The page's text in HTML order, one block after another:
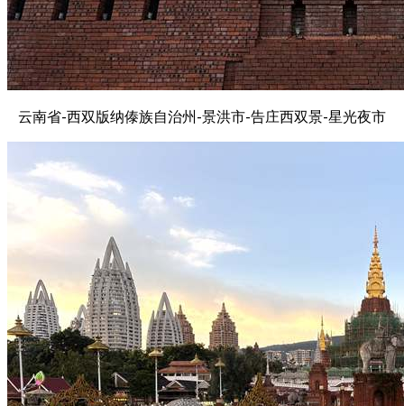
云南省-西双版纳傣族自治州-景洪市-告庄西双景-星光夜市